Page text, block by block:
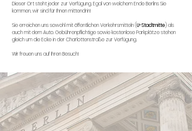
Dieser Ort steht jeder zur Verfügung. Egal von welchem ​​Ende Berlins Sie
kommen, wir sind für Ihnen mittendrin!
Sie erreichen uns sowohl mit öffentlichen Verkehrsmitteln (U-Stadtmitte) als
auch mit dem Auto. Gebührenpflichtige sowie kostenlose Parkplätze stehen
gleich um die Ecke in der Charlottenstraße zur Verfügung.
Wir freuen uns auf Ihren Besuch!